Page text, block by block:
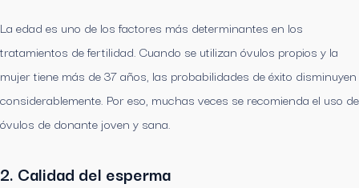
La edad es uno de los factores más determinantes en los
tratamientos de fertilidad. Cuando se utilizan óvulos propios y la
mujer tiene más de 37 años, las probabilidades de éxito disminuyen
considerablemente. Por eso, muchas veces se recomienda el uso de
óvulos de donante joven y sana.
2. Calidad del esperma